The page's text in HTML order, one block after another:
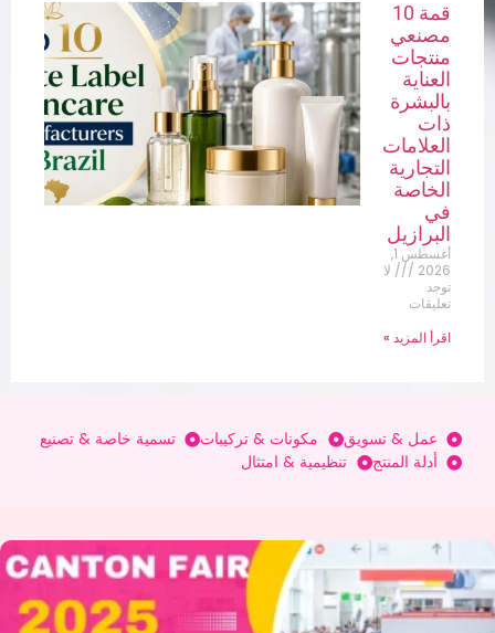
قمة 10
مصنعي
منتجات
العناية
بالبشرة
ذات
العلامات
التجارية
الخاصة
في
البرازيل
أغسطس 1,
2026
لا
توجد
تعليقات
اقرأ المزيد »
عمل & تسويق مكونات & تركيبات
تسمية خاصة & تصنيع
أدلة المنتج
تنظيمية & امتثال